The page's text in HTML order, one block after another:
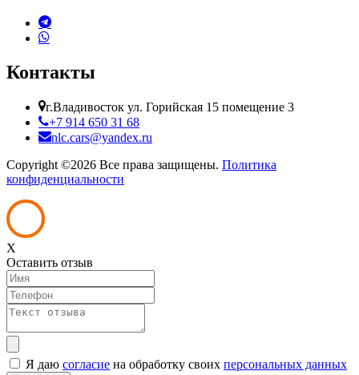
Контакты
г.Владивосток ул. Горийская 15 помещение 3
+7 914 650 31 68
nlc.cars@yandex.ru
Copyright ©2026 Все права защищены. Политика
конфиденциальности
X
Оставить отзыв
Я даю согласие на обработку своих персональных данных